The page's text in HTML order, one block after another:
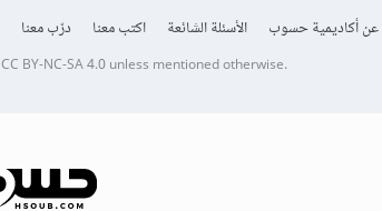
عن أكاديمية حسوب الأسئلة الشائعة اكتب معنا درّب معنا
CC BY-NC-SA 4.0unless mentioned otherwise.